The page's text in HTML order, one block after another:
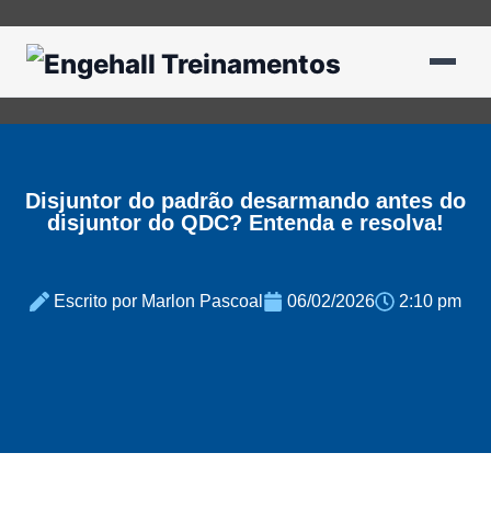
Disjuntor do padrão desarmando antes do
disjuntor do QDC? Entenda e resolva!
Escrito por Marlon Pascoal 06/02/2026 2:10 pm